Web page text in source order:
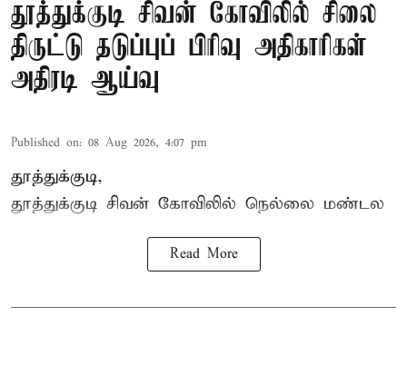
தூத்துக்குடி சிவன் கோவிலில் சிலை
திருட்டு தடுப்புப் பிரிவு அதிகாரிகள்
அதிரடி ஆய்வு
Published on: 08 Aug 2026, 4:07 pm
தூத்துக்குடி,
தூத்துக்குடி சிவன் கோவிலில் நெல்லை மண்டல
Read More